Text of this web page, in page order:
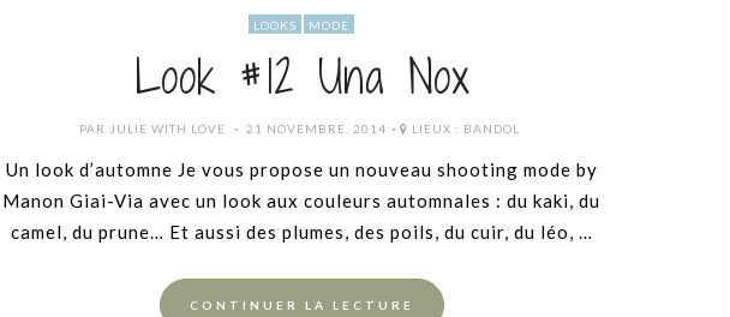
LOOKS MODE
Look #12 Una Nox
PAR JULIE WITH LOVE
POSTED
21 NOVEMBRE, 2014 LIEUX : BANDOL
Un look d’automne Je vous propose un nouveau shooting mode by
Manon Giai-Via avec un look aux couleurs automnales : du kaki, du
camel, du prune… Et aussi des plumes, des poils, du cuir, du léo, …
CONTINUER LA LECTURE